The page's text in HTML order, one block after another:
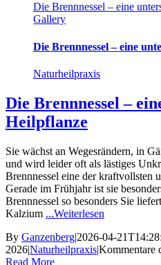
Die Brennnessel – eine
Gallery
Die Brennnessel – eine
Naturheilpraxis
Die Brennnessel –
Heilpflanze
Sie wächst an Wegesrändern, in
und wird leider oft als lästiges
Brennnessel eine der kraftvollsten
Gerade im Frühjahr ist sie
Brennnessel so besonders Sie
Kalzium ...Weiterlesen
By Ganzenberg|2026-04-
2026|Naturheilpraxis|Kommentare
Read More